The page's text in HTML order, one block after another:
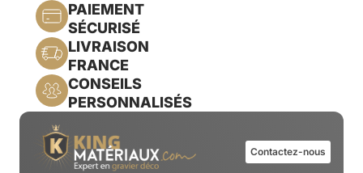
PAIEMENT
SÉCURISÉ
LIVRAISON
FRANCE
CONSEILS
PERSONNALISÉS
Contactez-nous